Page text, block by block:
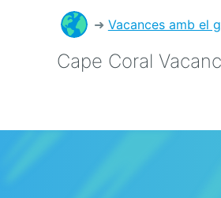
Vacances amb el
Cape Coral